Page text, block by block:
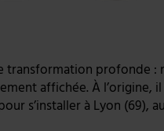
transformation profonde
affichée. À l’origine, il
s’installer à Lyon (69),